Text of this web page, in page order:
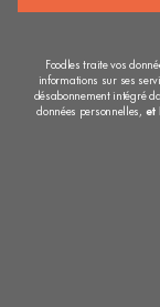
Foodles traite vos
informations sur ses
désabonnement intégré
données personnelles, et